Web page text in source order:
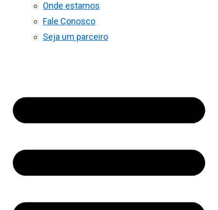
Onde estamos
Fale Conosco
Seja um parceiro